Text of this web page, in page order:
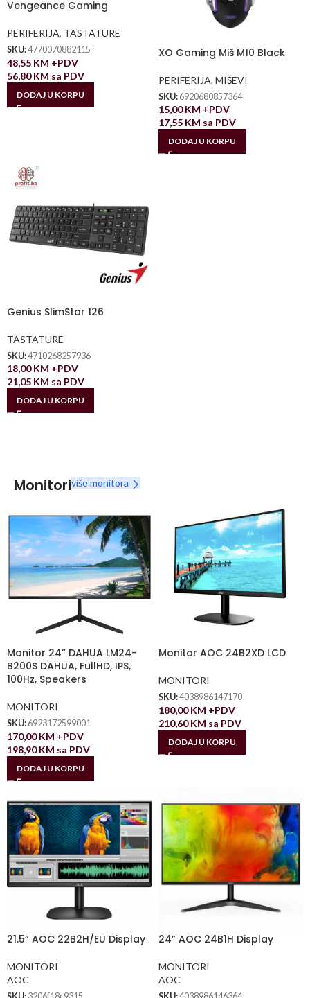
Vengeance Gaming
PERIFERIJA, TASTATURE
SKU:4770070882115
48,55 KM +PDV
56,80KM sa PDV
DODAJ U KORPU
XO Gaming Miš M10 Black
PERIFERIJA, MIŠEVI
SKU: 6920680857364
15,00KM +PDV
17,55 KM sa PDV
DODAJ U KORPU
Genius SlimStar 126
TASTATURE
SKU:4710268257936
18,00KM +PDV
21,05 KM sa PDV
DODAJ U KORPU
Monitoriviše monitora
Monitor 24” DAHUA LM24-
B200S DAHUA, FullHD, IPS,
100Hz, Speakers
MONITORI
SKU: 6923172599001
170,00KM +PDV
198,90KM sa PDV
DODAJ U KORPU
Monitor AOC 24B2XD LCD
MONITORI
SKU:4038986147170
180,00KM +PDV
210,60KM sa PDV
DODAJ U KORPU
21.5” AOC 22B2H/EU Display
MONITORI
AOC
24” AOC 24B1H Display
MONITORI
AOC